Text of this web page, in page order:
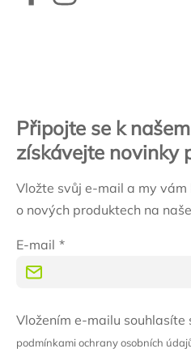
Připojte se k
získávejte novinky
Vložte svůj e-mail a my
o nových produktech na
E-mail
Vložením e-mailu souhlasíte
podmínkami ochrany osobních